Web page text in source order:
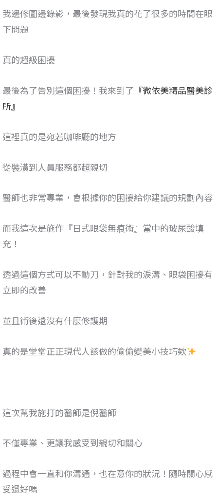
我邊修圖邊錄影，最後發現我真的花了很多的時間在眼
下問題
真的超級困擾
最後為了告別這個困擾！我來到了 『微依美精品醫美診
所』
這裡真的是宛若咖啡廳的地方
從裝潢到人員服務都超親切
醫師也非常專業，會根據你的困擾給你建議的規劃內容
而我這次是施作『日式眼袋無痕術』 當中的玻尿酸填
充！
透過這個方式可以不動刀，針對我的淚溝、眼袋困擾有
立即的改善
並且術後還沒有什麼修護期
真的是堂堂正正現代人該做的偷偷變美小技巧欸
這次幫我施打的醫師是倪醫師
不僅專業、更讓我感受到親切和關心
過程中會一直和你溝通，也在意你的狀況！隨時關心感
受還好嗎